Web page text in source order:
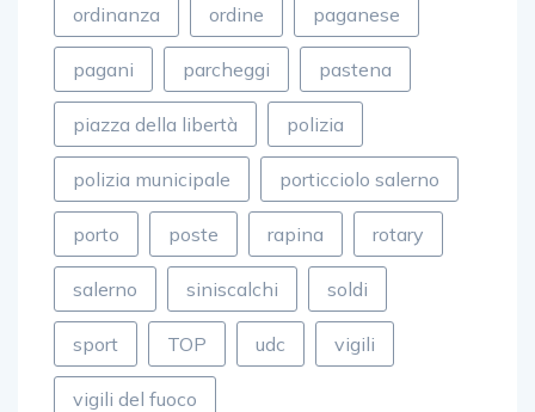
ordinanza ordine paganese
pagani parcheggi pastena
piazza della libertà polizia
polizia municipale porticciolo salerno
porto poste rapina rotary
salerno siniscalchi soldi
sport TOP udc vigili
vigili del fuoco